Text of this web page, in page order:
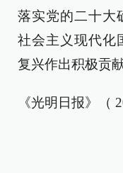
落实党的二十大
社会主义现代化
复兴作出积极贡献
《光明日报》（